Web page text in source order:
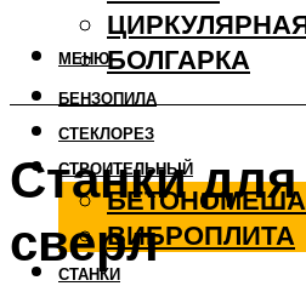
БОЛГАРКА
БЕНЗОПИЛА
СТЕКЛОРЕЗ
СТРОИТЕЛЬНЫЙ
ВИБРОПЛИТА
СТАНКИ
МЕНЮ
Станки для
сверл